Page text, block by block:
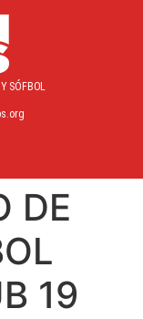
SÓFBOL
DE
19